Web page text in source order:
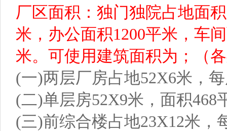
厂区面积：独门独院占地面
米，办公面积1200平米，车
米。可使用建筑面积为；（
(一)两层厂房占地52X6米，
(二)单层房52X9米，面积468
(三)前综合楼占地23X12米，